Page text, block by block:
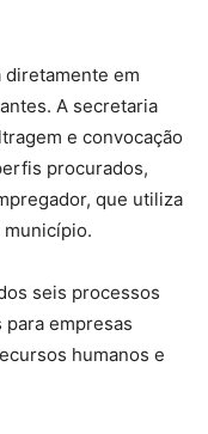
diretamente em
A secretaria
e convocação
procurados,
que utiliza
seis processos
empresas
humanos e